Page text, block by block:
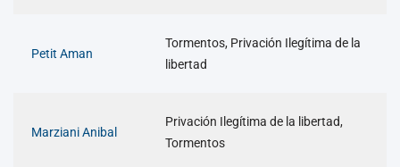
Petit Aman
Tormentos, Privación Ilegítima de la
libertad
Marziani Anibal
Privación Ilegítima de la libertad,
Tormentos